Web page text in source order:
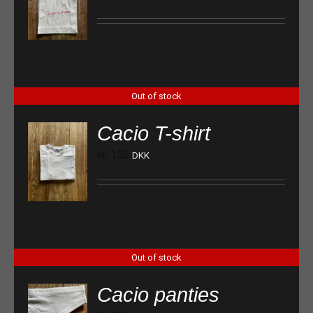
Out of stock
Cacio T-shirt
DKK
Out of stock
Cacio panties